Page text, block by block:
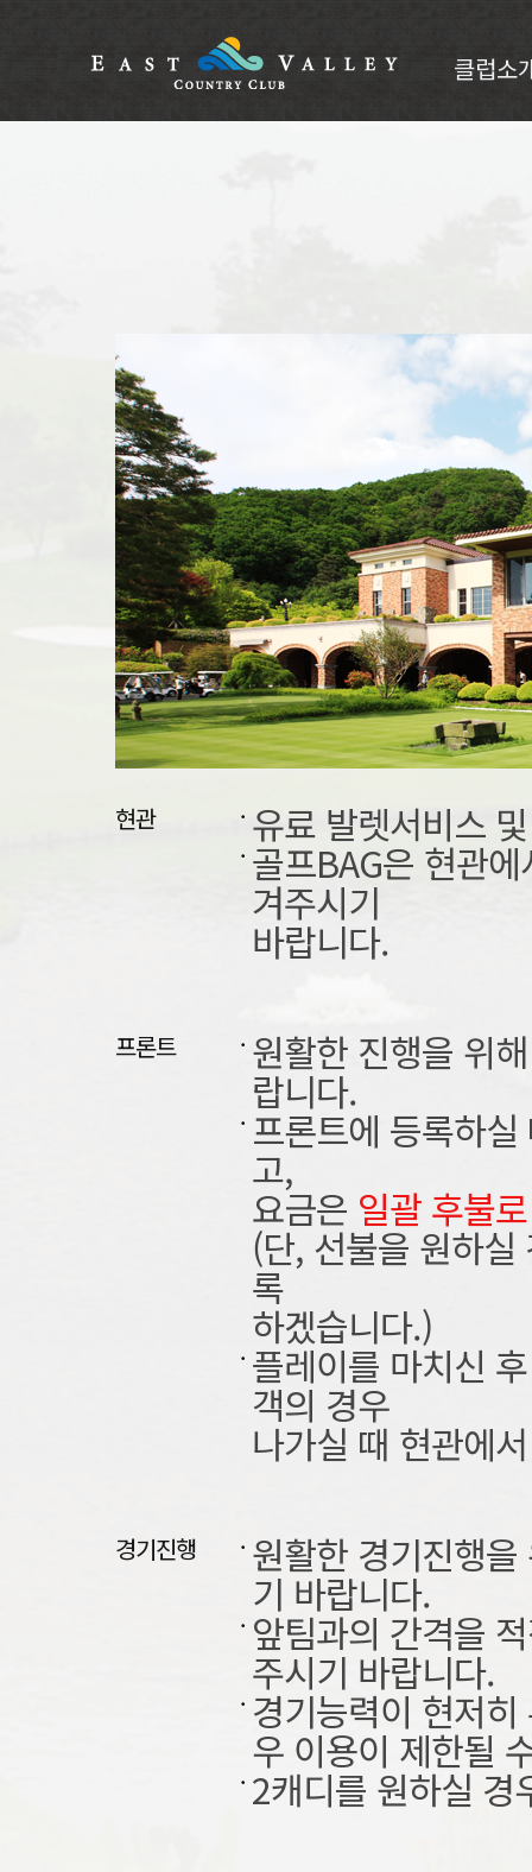
클럽소
현관 유료 발렛서비스
골프BAG은 현관
겨주시기
바랍니다.
프론트 원활한 진행을 위
랍니다.
프론트에 등록하
고,
요금은 일괄 후불
(단, 선불을 원하
록
하겠습니다.)
플레이를 마치신
객의 경우
나가실 때 현관에
경기진행 원활한 경기진행
기 바랍니다.
앞팀과의 간격을
주시기 바랍니다.
경기능력이 현저
우 이용이 제한될
2캐디를 원하실 경